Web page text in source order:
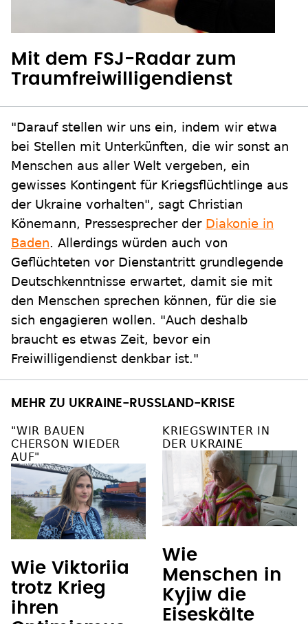
Mit dem FSJ-Radar zum
Traumfreiwilligendienst
"Darauf stellen wir uns ein, indem wir etwa
bei Stellen mit Unterkünften, die wir sonst an
Menschen aus aller Welt vergeben, ein
gewisses Kontingent für Kriegsflüchtlinge aus
der Ukraine vorhalten", sagt Christian
Könemann, Pressesprecher der Diakonie in
Baden. Allerdings würden auch von
Geflüchteten vor Dienstantritt grundlegende
Deutschkenntnisse erwartet, damit sie mit
den Menschen sprechen können, für die sie
sich engagieren wollen. "Auch deshalb
braucht es etwas Zeit, bevor ein
Freiwilligendienst denkbar ist."
MEHR ZU UKRAINE-RUSSLAND-KRISE
"WIR BAUEN
CHERSON WIEDER
AUF"
Wie Viktoriia
trotz Krieg
ihren
KRIEGSWINTER IN
DER UKRAINE
Wie
Menschen in
Kyjiw die
Eiseskälte